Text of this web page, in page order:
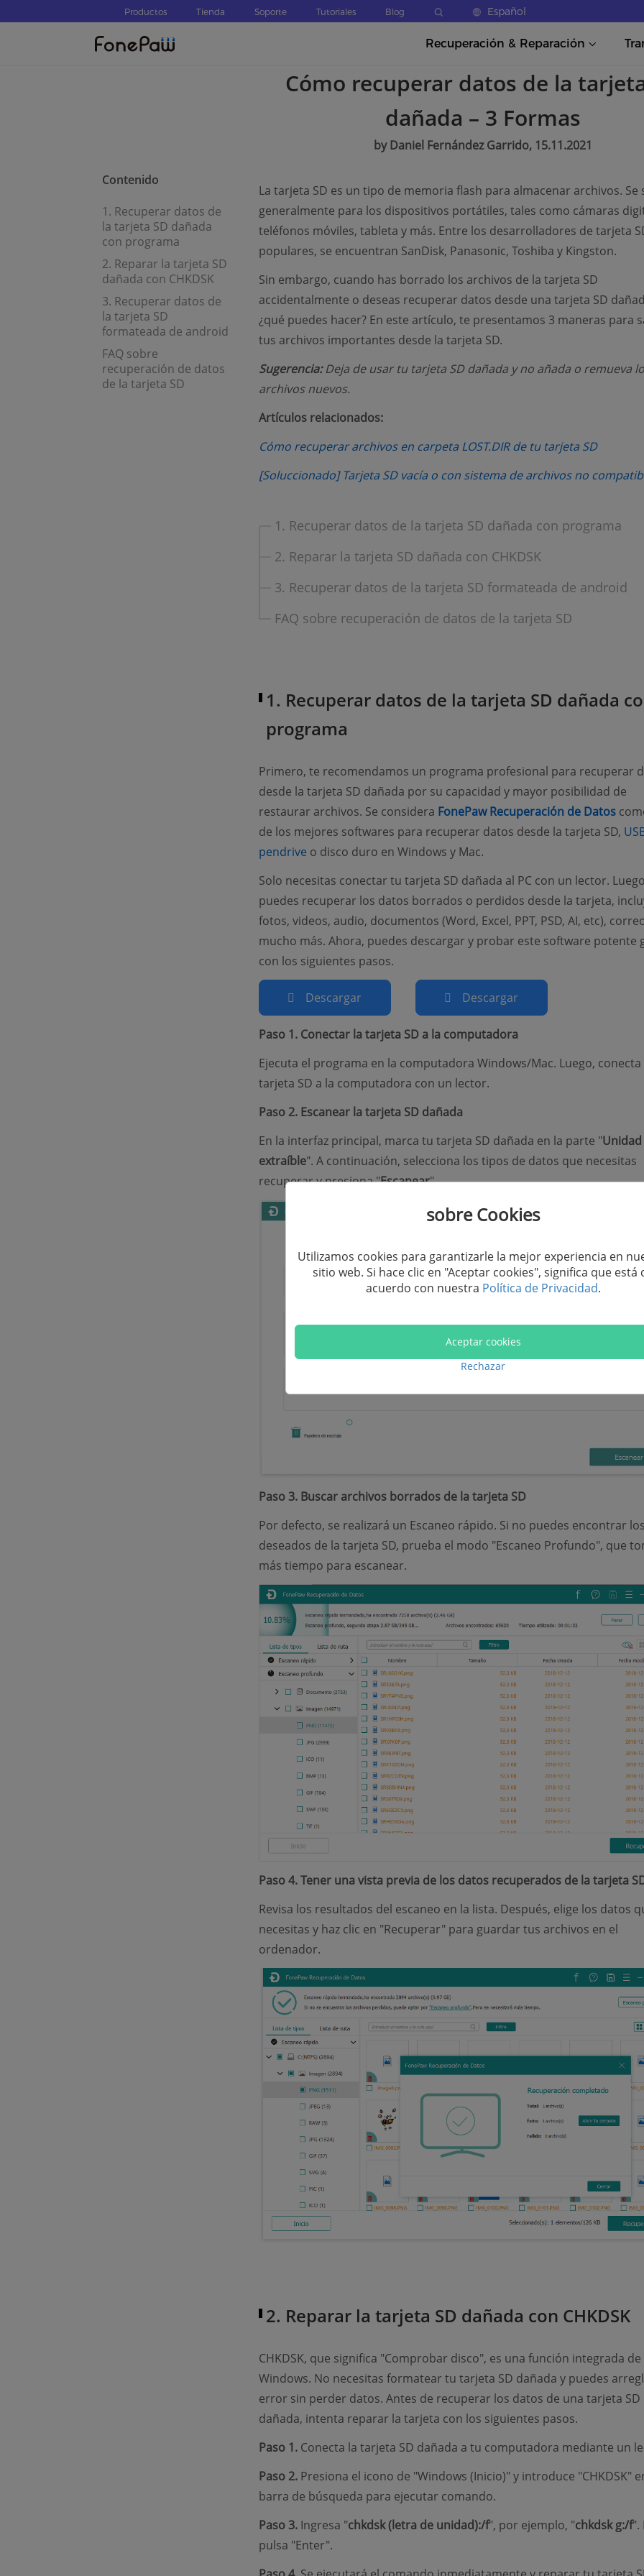
Productos Tienda Soporte Tutoriales Blog Español
Recuperación & Reparación
Cómo recuperar datos de la
dañada – 3 Formas
by Daniel Fernández Garrido, 15.11.2021
Contenido
1. Recuperar datos de
la tarjeta SD dañada
con programa
2. Reparar la tarjeta SD
dañada con CHKDSK
3. Recuperar datos de
la tarjeta SD
formateada de android
FAQ sobre
recuperación de datos
de la tarjeta SD
La tarjeta SD es un tipo de memoria flash para almacenar archivos. Se
generalmente para los dispositivos portátiles, tales como cámaras
teléfonos móviles, tableta y más. Entre los desarrolladores de tarjeta
populares, se encuentran SanDisk, Panasonic, Toshiba y Kingston.
Sin embargo, cuando has borrado los archivos de la tarjeta SD
accidentalmente o deseas recuperar datos desde una tarjeta SD
¿qué puedes hacer? En este artículo, te presentamos 3 maneras para
tus archivos importantes desde la tarjeta SD.
Sugerencia:Deja de usar tu tarjeta SD dañada y no añada o remueva
archivos nuevos.
Artículos relacionados:
Cómo recuperar archivos en carpeta LOST.DIR de tu tarjeta SD(opens
[Soluccionado] Tarjeta SD vacía o con sistema de archivos no
1. Recuperar datos de la tarjeta SD dañada con programa
2. Reparar la tarjeta SD dañada con CHKDSK
3. Recuperar datos de la tarjeta SD formateada de android
FAQ sobre recuperación de datos de la tarjeta SD
1. Recuperar datos de la tarjeta SD dañada
programa
Primero, te recomendamos un programa profesional para recuperar
desde la tarjeta SD dañada por su capacidad y mayor posibilidad de
restaurar archivos. Se considera FonePaw Recuperación de Datos
de los mejores softwares para recuperar datos desde la tarjeta SD,
pendrive (opens new window)
o disco duro en Windows y Mac.
Solo necesitas conectar tu tarjeta SD dañada al PC con un lector.
puedes recuperar los datos borrados o perdidos desde la tarjeta,
fotos, videos, audio, documentos (Word, Excel, PPT, PSD, AI, etc),
mucho más. Ahora, puedes descargar y probar este software potente
con los siguientes pasos.
Descargar Descargar
Paso 1. Conectar la tarjeta SD a la computadora
Ejecuta el programa en la computadora Windows/Mac. Luego,
tarjeta SD a la computadora con un lector.
Paso 2. Escanear la tarjeta SD dañada
En la interfaz principal, marca tu tarjeta SD dañada en la parte "Unidad
extraíble". A continuación, selecciona los tipos de datos que necesitas
recuperar y presiona "Escanear".
Paso 3. Buscar archivos borrados de la tarjeta SD
Por defecto, se realizará un Escaneo rápido. Si no puedes encontrar
deseados de la tarjeta SD, prueba el modo "Escaneo Profundo", que
más tiempo para escanear.
Paso 4. Tener una vista previa de los datos recuperados de la tarjeta
Revisa los resultados del escaneo en la lista. Después, elige los datos
necesitas y haz clic en "Recuperar" para guardar tus archivos en el
ordenador.
2. Reparar la tarjeta SD dañada con CHKDSK
CHKDSK, que significa "Comprobar disco", es una función integrada de
Windows. No necesitas formatear tu tarjeta SD dañada y puedes
error sin perder datos. Antes de recuperar los datos de una tarjeta SD
dañada, intenta reparar la tarjeta con los siguientes pasos.
Paso 1.Conecta la tarjeta SD dañada a tu computadora mediante un
Paso 2.Presiona el icono de "Windows (Inicio)" y introduce "CHKDSK"
barra de búsqueda para ejecutar comando.
Paso 3.Ingresa "chkdsk (letra de unidad):/f", por ejemplo, "chkdsk g:/f".
pulsa "Enter".
sobre Cookies
Utilizamos cookies para garantizarle la mejor experiencia en
sitio web. Si hace clic en "Aceptar cookies", significa que está
acuerdo con nuestra Política de Privacidad.
Aceptar cookies
Rechazar